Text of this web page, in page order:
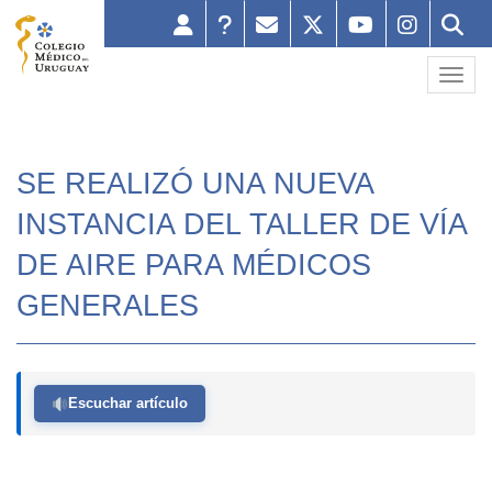
SE REALIZÓ UNA NUEVA
INSTANCIA DEL TALLER DE VÍA
DE AIRE PARA MÉDICOS
GENERALES
Escuchar artículo